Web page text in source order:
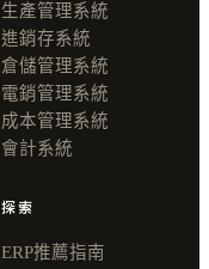
生產管理系統
進銷存系統
倉儲管理系統
電銷管理系統
成本管理系統
會計系統
探索
ERP推薦指南